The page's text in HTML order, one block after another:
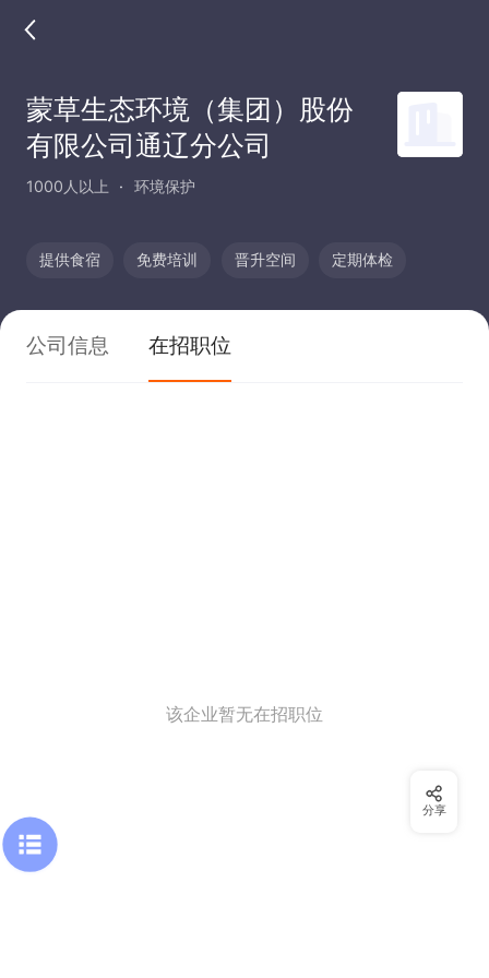
蒙草生态环境（集团）股份
有限公司通辽分公司
1000人以上 环境保护
提供食宿 免费培训 晋升空间 定期体检
公司信息 在招职位
该企业暂无在招职位
分享